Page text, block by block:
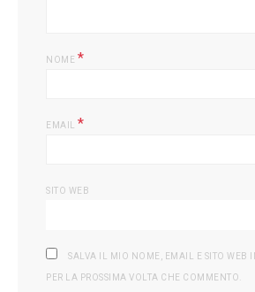
NOME *
EMAIL *
SITO WEB
SALVA IL MIO NOME, EMAIL E SITO WEB
PER LA PROSSIMA VOLTA CHE COMMENTO.